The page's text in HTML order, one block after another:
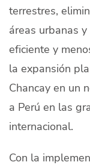
terrestres,
áreas urbanas
eficiente y
la expansión
Chancay en un
a Perú en las
internacional.
Con la